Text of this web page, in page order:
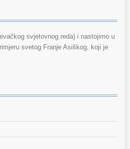
svjetovnog reda) i nastojimo u
svetog Franje Asiškog, koji je